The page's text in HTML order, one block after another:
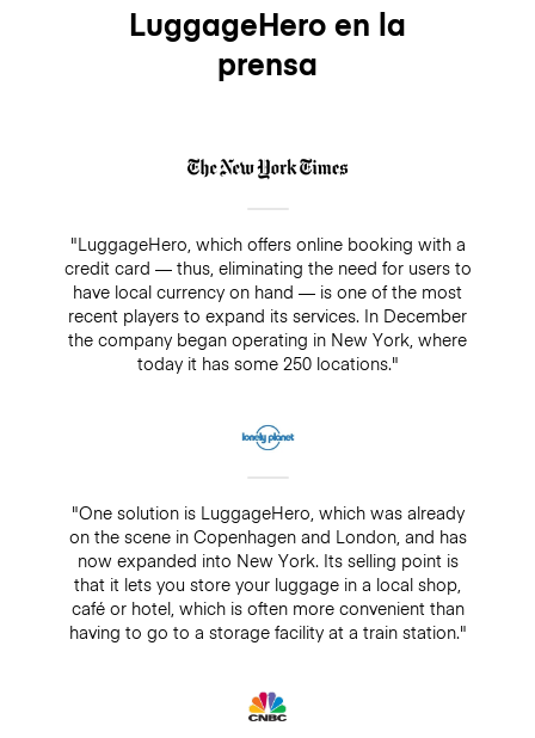
cover your bags for up to $3,000/€2500 while being
stored. On the other hand, if you decide not to add
insurance, there is always a guarantee of $500. Make
sure you do not pay cash in a drop-off/pick-up shop,
LuggageHero en la
prensa
"LuggageHero, which offers online booking with a
credit card — thus, eliminating the need for users to
have local currency on hand — is one of the most
recent players to expand its services. In December
the company began operating in New York, where
today it has some 250 locations."
"One solution is LuggageHero, which was already
on the scene in Copenhagen and London, and has
now expanded into New York. Its selling point is
that it lets you store your luggage in a local shop,
café or hotel, which is often more convenient than
having to go to a storage facility at a train station."